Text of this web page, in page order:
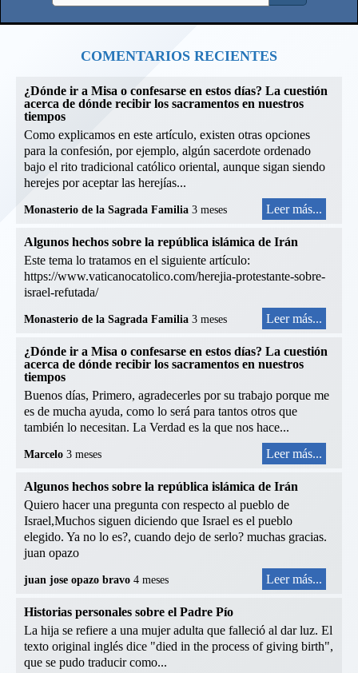
COMENTARIOS RECIENTES
¿Dónde ir a Misa o confesarse en estos días? La cuestión
acerca de dónde recibir los sacramentos en nuestros
tiempos
Como explicamos en este artículo, existen otras opciones
para la confesión, por ejemplo, algún sacerdote ordenado
bajo el rito tradicional católico oriental, aunque sigan siendo
herejes por aceptar las herejías...
Monasterio de la Sagrada Familia 3 meses Leer más...
Algunos hechos sobre la república islámica de Irán
Este tema lo tratamos en el siguiente artículo:
https://www.vaticanocatolico.com/herejia-protestante-sobre-
israel-refutada/
Monasterio de la Sagrada Familia 3 meses Leer más...
¿Dónde ir a Misa o confesarse en estos días? La cuestión
acerca de dónde recibir los sacramentos en nuestros
tiempos
Buenos días, Primero, agradecerles por su trabajo porque me
es de mucha ayuda, como lo será para tantos otros que
también lo necesitan. La Verdad es la que nos hace...
Marcelo 3 meses Leer más...
Algunos hechos sobre la república islámica de Irán
Quiero hacer una pregunta con respecto al pueblo de
Israel,Muchos siguen diciendo que Israel es el pueblo
elegido. Ya no lo es?, cuando dejo de serlo? muchas gracias.
juan opazo
juan jose opazo bravo 4 meses Leer más...
Historias personales sobre el Padre Pío
La hija se refiere a una mujer adulta que falleció al dar luz. El
texto original inglés dice "died in the process of giving birth",
que se pudo traducir como...